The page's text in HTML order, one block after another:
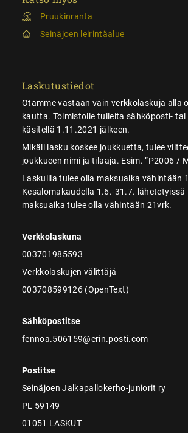
Pruukinranta
Seinäjoen leirintäalue
Laskutustiedot
Otamme vastaan vain verkkolaskuja alla
kautta. Toimistolle tulleita sähköposti- tai
käsitellä 1.11.2021 jälkeen.
Mikäli lasku koskee joukkuetta, tulee
joukkueen nimi ja tilaaja. Esim. ”P2006 /
Laskuilla tulee olla maksuaika vähintään
Kesälomakaudella 1.6.-31.7. lähetetyissä
maksuaika tulee olla vähintään 21vrk.
Verkkolaskuna
003701985593
Verkkolaskujen välittäjä
003708599126 (OpenText)
Sähköpostitse
fennoa.506159@erin.posti.com
Postitse
Seinäjoen Jalkapallokerho-juniorit ry
PL 59149
01051 LASKUT